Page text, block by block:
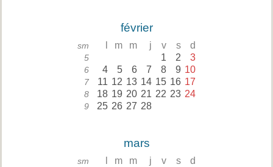
février
sm m m j v s d
5 1 2 3
6 4 5 6 7 8 9 10
7 11 12 13 14 15 16 17
8 18 19 20 21 22 23 24
9 25 26 27 28
mars
sm m m j v s d